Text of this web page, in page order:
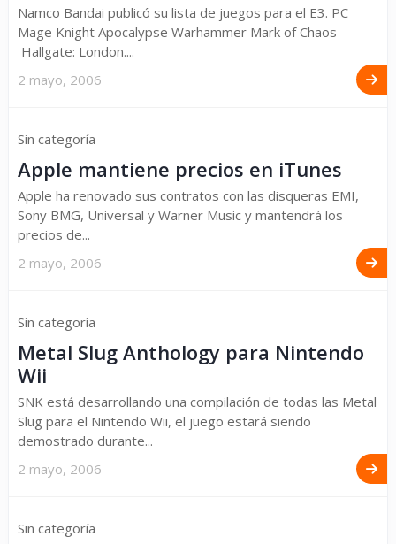
Namco Bandai publicó su lista de juegos para el E3. PC
Mage Knight Apocalypse Warhammer Mark of Chaos
Hallgate: London....
2 mayo, 2006
Sin categoría
Apple mantiene precios en iTunes
Apple ha renovado sus contratos con las disqueras EMI,
Sony BMG, Universal y Warner Music y mantendrá los
precios de...
2 mayo, 2006
Sin categoría
Metal Slug Anthology para Nintendo
Wii
SNK está desarrollando una compilación de todas las Metal
Slug para el Nintendo Wii, el juego estará siendo
demostrado durante...
2 mayo, 2006
Sin categoría